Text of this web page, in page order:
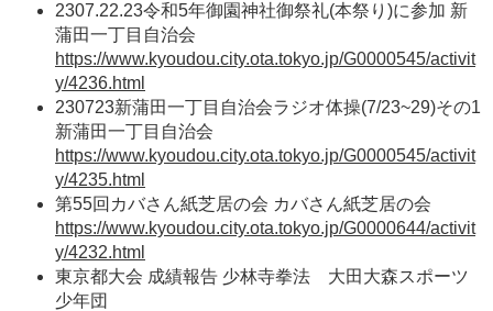
2307.22.23令和5年御園神社御祭礼(本祭り)に参加 新
蒲田一丁目自治会
https://www.kyoudou.city.ota.tokyo.jp/G0000545/activit
y/4236.html
230723新蒲田一丁目自治会ラジオ体操(7/23~29)その1
新蒲田一丁目自治会
https://www.kyoudou.city.ota.tokyo.jp/G0000545/activit
y/4235.html
第55回カバさん紙芝居の会 カバさん紙芝居の会
https://www.kyoudou.city.ota.tokyo.jp/G0000644/activit
y/4232.html
東京都大会 成績報告 少林寺拳法 大田大森スポーツ
少年団